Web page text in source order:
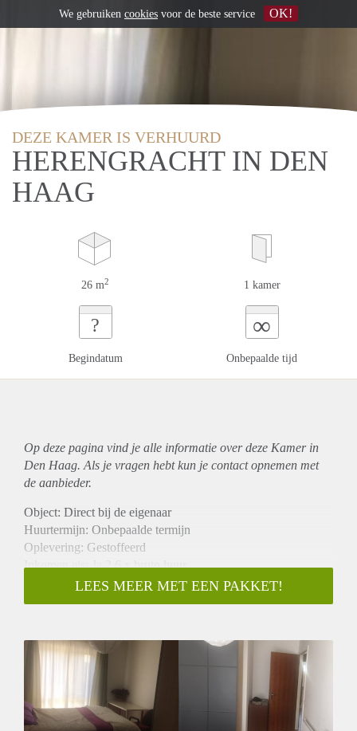
DEZE KAMER IS VERHUURD
HERENGRACHT IN DEN
HAAG
26 m2 1 kamer
?
Begindatum
∞
Onbepaalde tijd
Op deze pagina vind je alle informatie over deze Kamer in
Den Haag. Als je vragen hebt kun je contact opnemen met
de aanbieder.
Object: Direct bij de eigenaar
Huurtermijn: Onbepaalde termijn
Oplevering: Gestoffeerd
Inkomen eis: Ja 2,6 x bruto huur
Garantiestelling mogelijk: Ja
Borg: 1 maand
Gedeelde keuken: Nee
Gedeelde Douche: Nee
Gedeelde woonkamer: Nee
Huisgenoten: Nee
Geslacht huisgenoten: N.v.t
LEES MEER MET EEN PAKKET!
We gebruiken cookies voor de beste service OK!